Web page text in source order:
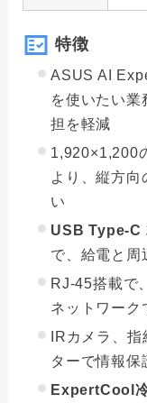
特徴
ASUS AI
を使いたい業
担を軽減
1,920×1,200
より、縦方向
い
USB Type-C
で、給電と周
RJ-45搭載で
ネットワーク
IRカメラ、
ターで情報保
ExpertCool